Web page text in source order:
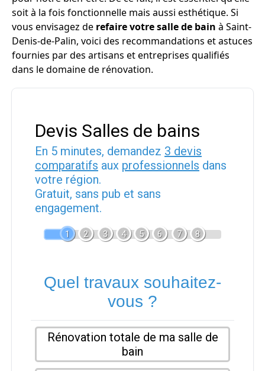
soit à la fois fonctionnelle mais aussi esthétique. Si
vous envisagez de refaire votre salle de bain à Saint-
Denis-de-Palin, voici des recommandations et astuces
fournies par des artisans et entreprises qualifiés
dans le domaine de rénovation.
Devis Salles de bains
En 5 minutes, demandez 3 devis
comparatifs aux professionnels dans
votre région.
Gratuit, sans pub et sans
engagement.
1 2 3 4 5 6 7 8
Quel travaux souhaitez-
vous ?
Rénovation totale de ma salle de
bain